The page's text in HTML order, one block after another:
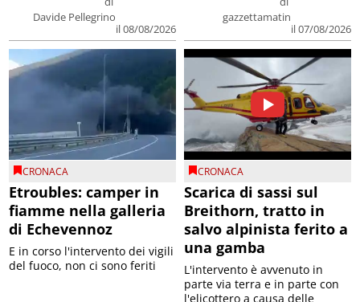
Davide Pellegrino
il 08/08/2026
gazzettamatin
il 07/08/2026
CRONACA
Etroubles: camper in
fiamme nella galleria
di Echevennoz
E in corso l'intervento dei vigili
del fuoco, non ci sono feriti
CRONACA
Scarica di sassi sul
Breithorn, tratto in
salvo alpinista ferito a
una gamba
L'intervento è avvenuto in
parte via terra e in parte con
l'elicottero a causa delle